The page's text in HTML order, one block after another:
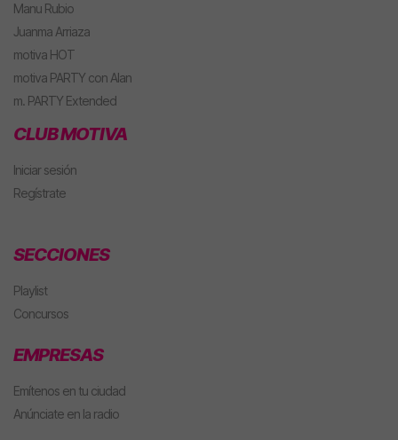
Manu Rubio
Juanma Arriaza
motiva HOT
motiva PARTY con Alan
m. PARTY Extended
CLUB MOTIVA
Iniciar sesión
Regístrate
SECCIONES
Playlist
Concursos
EMPRESAS
Emítenos en tu ciudad
Anúnciate en la radio